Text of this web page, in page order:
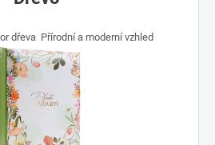
dřeva Přírodní a moderní vzhled